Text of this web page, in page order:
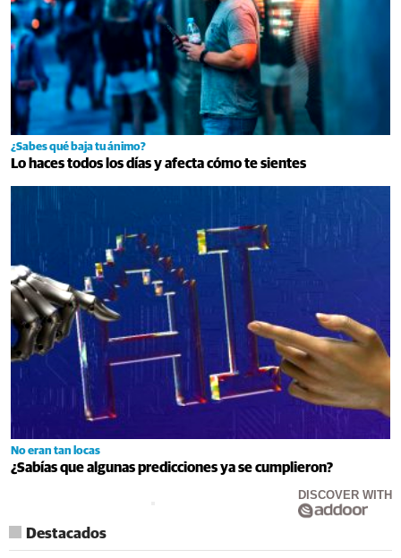
¿Sabes qué baja tu ánimo?
Lo haces todos los días y afecta cómo te sientes
No eran tan locas
¿Sabías que algunas predicciones ya se cumplieron?
DISCOVER WITH
Destacados